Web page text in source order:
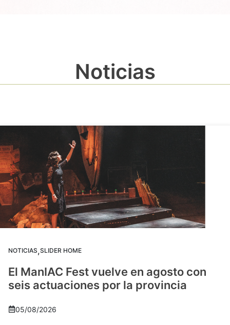
Noticias
NOTICIAS,SLIDER HOME
El ManIAC Fest vuelve en agosto con
seis actuaciones por la provincia
05/08/2026